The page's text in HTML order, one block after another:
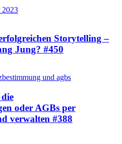
2023
Storytelling –
Jung? #450
oder AGBs per
verwalten #388